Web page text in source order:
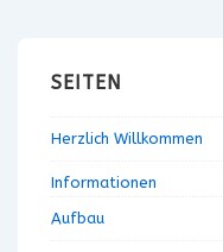
SEITEN
Herzlich Willkommen
Informationen
Aufbau